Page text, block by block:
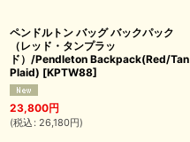
ペンドルトン バッグ バックパック
（レッド・タンプラッ
ド）/Pendleton Backpack(Red/Tan
Plaid) [KPTW88]
23,800円
(税込 : 26,180円)